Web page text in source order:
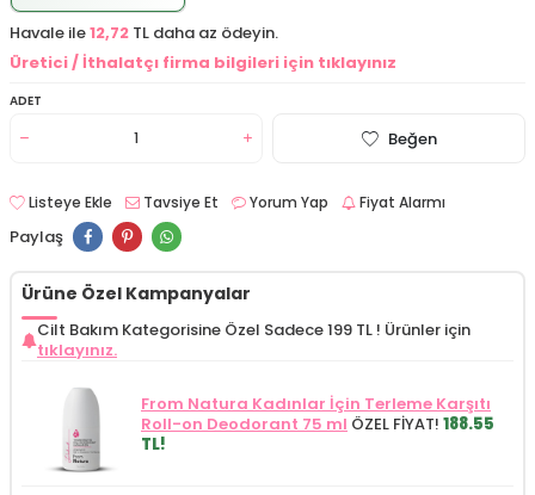
Havale ile12,72 TL daha az ödeyin.
Üretici / İthalatçı firma bilgileri için tıklayınız
ADET
Beğen
Listeye Ekle Tavsiye Et Yorum Yap Fiyat Alarmı
Paylaş
Ürüne Özel Kampanyalar
Cilt Bakım Kategorisine Özel Sadece 199 TL ! Ürünler için
tıklayınız.
From Natura Kadınlar İçin Terleme Karşıtı
Roll-on Deodorant 75 ml ÖZEL FİYAT! 188.55
TL!